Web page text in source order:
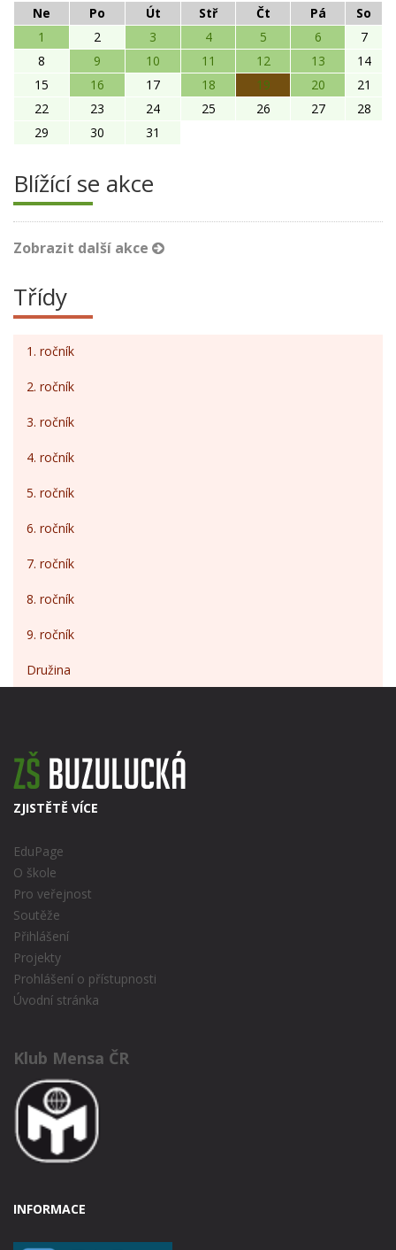
Ne
Po Út Stř Čt Pá
So
1
2 3 4 5 6
7
8
9 10 11 12 13
14
15
16 17 18 19 20
21
22
23 24 25 26 27
28
29
30 31
Blížící se akce
Zobrazit další akce
Třídy
1. ročník
2. ročník
3. ročník
4. ročník
5. ročník
6. ročník
7. ročník
8. ročník
9. ročník
Družina
ZJISTĚTĚ VÍCE
EduPage
O škole
Pro veřejnost
Soutěže
Přihlášení
Projekty
Prohlášení o přístupnosti
Úvodní stránka
Klub Mensa ČR
INFORMACE